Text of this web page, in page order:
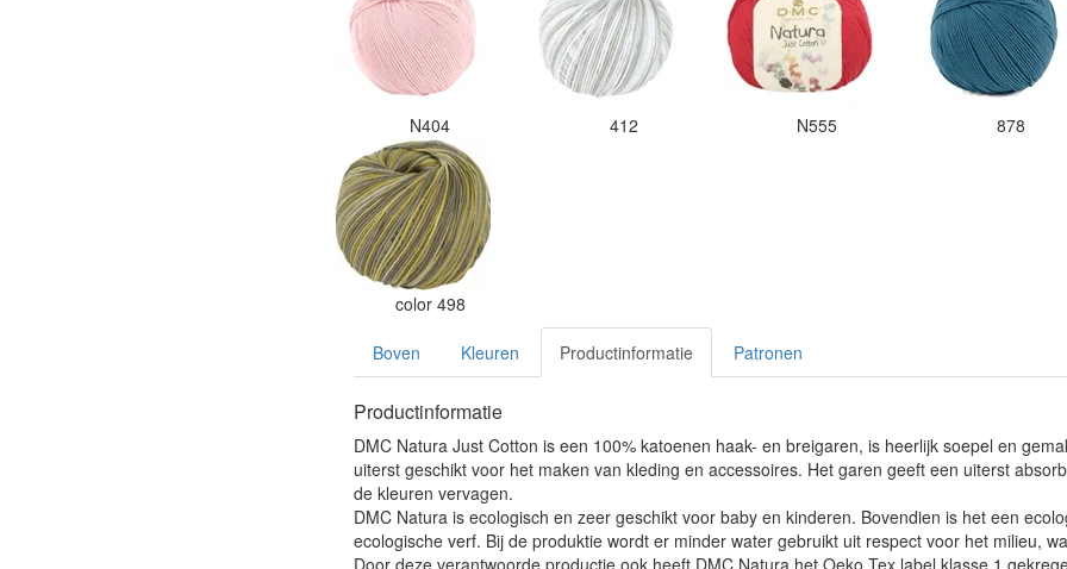
N404 412 N555 878
color 498
Boven Kleuren Productinformatie Patronen
Productinformatie
DMC Natura Just Cotton is een 100% katoenen haak- en breigaren, is heerlijk soepel en
uiterst geschikt voor het maken van kleding en accessoires. Het garen geeft een uiterst
de kleuren vervagen.
DMC Natura is ecologisch en zeer geschikt voor baby en kinderen. Bovendien is het een
ecologische verf. Bij de produktie wordt er minder water gebruikt uit respect voor het milieu,
Door deze verantwoorde productie ook heeft DMC Natura het Oeko Tex label klasse 1